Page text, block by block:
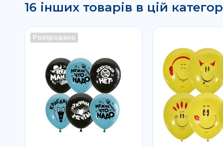
16 інших товарів в цій
Розпродано